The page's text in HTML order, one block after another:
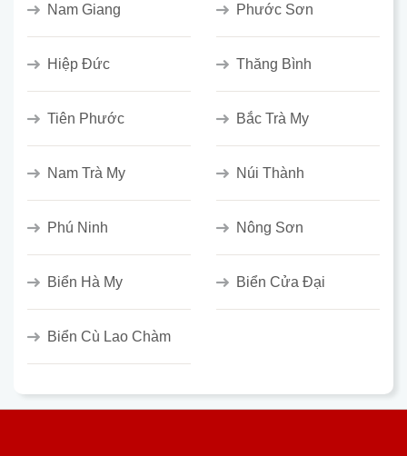
Nam Giang Phước Sơn
Hiệp Đức Thăng Bình
Tiên Phước Bắc Trà My
Nam Trà My Núi Thành
Phú Ninh Nông Sơn
Biển Hà My Biển Cửa Đại
Biển Cù Lao Chàm